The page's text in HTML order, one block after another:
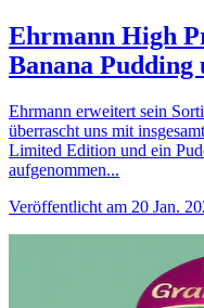
Ehrmann High
Banana
Ehrmann erweitert sein
überrascht uns mit
Limited Edition und ein
aufgenommen...
Veröffentlicht am 20 Jan.